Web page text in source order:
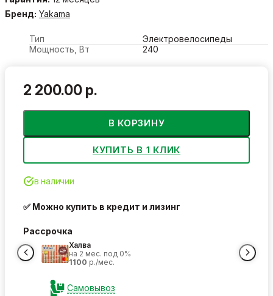
Бренд: Yakama
Тип
Электровелосипеды
Мощность, Вт
240
2 200.00 р.
В КОРЗИНУ
КУПИТЬ В 1 КЛИК
в наличии
✅ Можно купить в кредит и лизинг
Рассрочка
Халва
на 2 мес. под 0%
1100 р./мес.
Самовывоз